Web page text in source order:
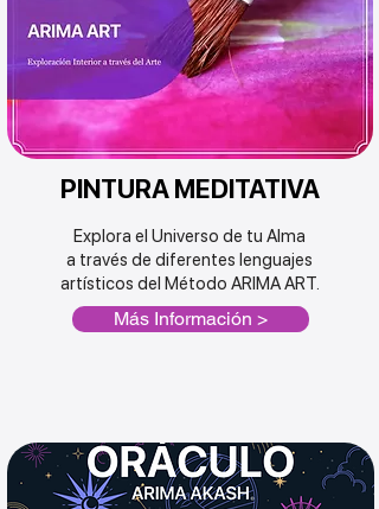
PINTURA MEDITATIVA
Explora el Universo de tu Alma
a través de diferentes lenguajes
artísticos del Método ARIMA ART.
Más Información >